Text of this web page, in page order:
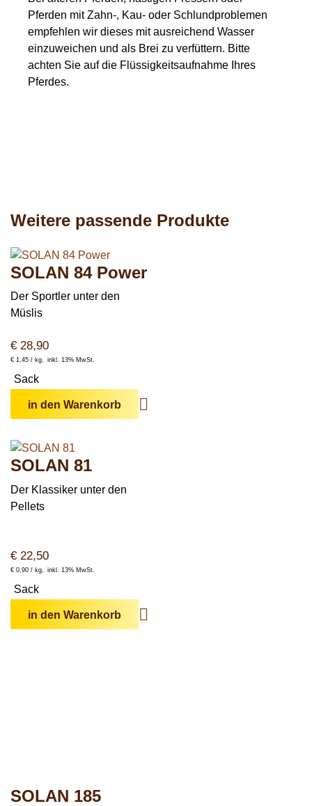
Pferden mit Zahn-, Kau- oder Schlundproblemen
empfehlen wir dieses mit ausreichend Wasser
einzuweichen und als Brei zu verfüttern. Bitte
achten Sie auf die Flüssigkeitsaufnahme Ihres
Pferdes.
Weitere passende Produkte
SOLAN 84 Power
Der Sportler unter den
Müslis
€ 28,90
€ 1,45 / kg inkl. 13% MwSt.
Sack
in den Warenkorb
SOLAN 81
Der Klassiker unter den
Pellets
€ 22,50
€ 0,90 / kg inkl. 13% MwSt.
Sack
in den Warenkorb
SOLAN 185